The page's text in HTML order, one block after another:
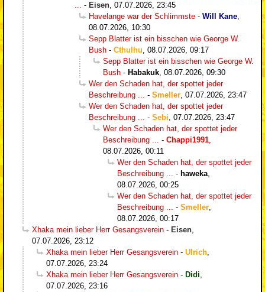
... - Eisen, 07.07.2026, 23:45
Havelange war der Schlimmste - Will Kane,
08.07.2026, 10:30
Sepp Blatter ist ein bisschen wie George W.
Bush - Cthulhu, 08.07.2026, 09:17
Sepp Blatter ist ein bisschen wie George W.
Bush - Habakuk, 08.07.2026, 09:30
Wer den Schaden hat, der spottet jeder
Beschreibung ... - Smeller, 07.07.2026, 23:47
Wer den Schaden hat, der spottet jeder
Beschreibung ... - Sebi, 07.07.2026, 23:47
Wer den Schaden hat, der spottet jeder
Beschreibung ... - Chappi1991,
08.07.2026, 00:11
Wer den Schaden hat, der spottet jeder
Beschreibung ... - haweka,
08.07.2026, 00:25
Wer den Schaden hat, der spottet jeder
Beschreibung ... - Smeller,
08.07.2026, 00:17
Xhaka mein lieber Herr Gesangsverein - Eisen,
07.07.2026, 23:12
Xhaka mein lieber Herr Gesangsverein - Ulrich,
07.07.2026, 23:24
Xhaka mein lieber Herr Gesangsverein - Didi,
07.07.2026, 23:16